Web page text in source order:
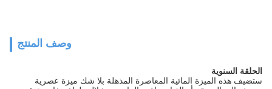
وصف المنتج
الحلقة السنوية
ستضيف هذه الميزة المائية المعاصرة المذهلة بلا شك ميزة عصرية